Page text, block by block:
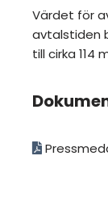
Värdet för
avtalstiden
till cirka 114